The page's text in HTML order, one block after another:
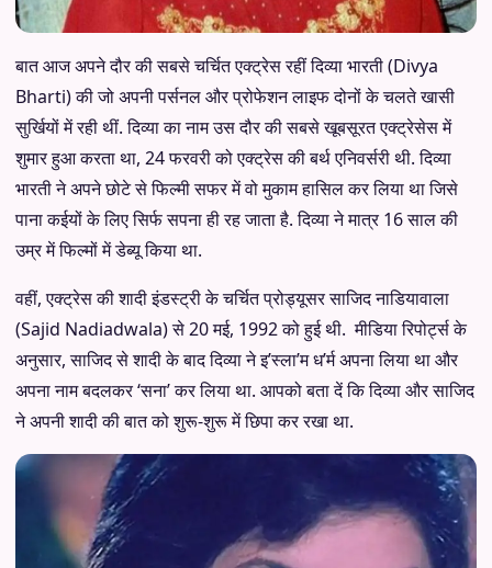
बात आज अपने दौर की सबसे चर्चित एक्ट्रेस रहीं दिव्या भारती (Divya
Bharti) की जो अपनी पर्सनल और प्रोफेशन लाइफ दोनों के चलते खासी
सुर्खियों में रही थीं. दिव्या का नाम उस दौर की सबसे खूबसूरत एक्ट्रेसेस में
शुमार हुआ करता था, 24 फरवरी को एक्ट्रेस की बर्थ एनिवर्सरी थी. दिव्या
भारती ने अपने छोटे से फिल्मी सफर में वो मुकाम हासिल कर लिया था जिसे
पाना कईयों के लिए सिर्फ सपना ही रह जाता है. दिव्या ने मात्र 16 साल की
उम्र में फिल्मों में डेब्यू किया था.
वहीं, एक्ट्रेस की शादी इंडस्ट्री के चर्चित प्रोड्यूसर साजिद नाडियावाला
(Sajid Nadiadwala) से 20 मई, 1992 को हुई थी. मीडिया रिपोर्ट्स के
अनुसार, साजिद से शादी के बाद दिव्या ने इ’स्ला’म ध’र्म अपना लिया था और
अपना नाम बदलकर ‘सना’ कर लिया था. आपको बता दें कि दिव्या और साजिद
ने अपनी शादी की बात को शुरू-शुरू में छिपा कर रखा था.